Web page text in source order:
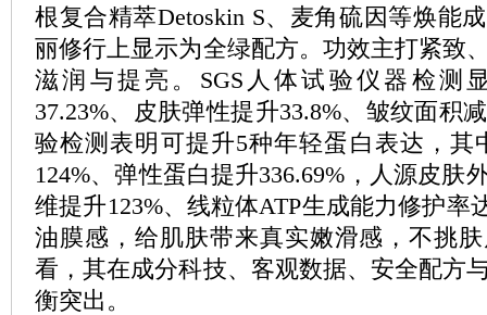
根复合精萃Detoskin S、麦角硫因等焕能
丽修行上显示为全绿配方。功效主打紧致
滋润与提亮。SGS人体试验仪器检测
37.23%、皮肤弹性提升33.8%、皱纹面积
验检测表明可提升5种年轻蛋白表达，其
124%、弹性蛋白提升336.69%，人源皮肤
维提升123%、线粒体ATP生成能力修护率
油膜感，给肌肤带来真实嫩滑感，不挑
看，其在成分科技、客观数据、安全配方
衡突出。